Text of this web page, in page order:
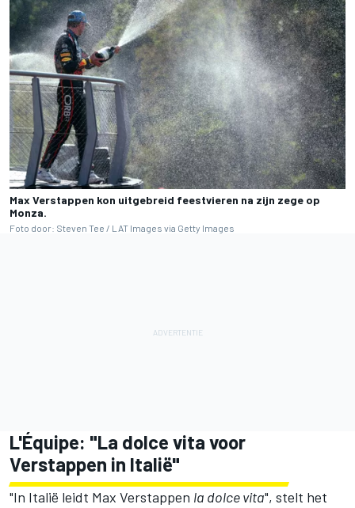
Max Verstappen kon uitgebreid feestvieren na zijn zege op
Monza.
Foto door: Steven Tee / LAT Images via Getty Images
L'Équipe: "La dolce vita voor
Verstappen in Italië"
"In Italië leidt Max Verstappen la dolce vita", stelt het